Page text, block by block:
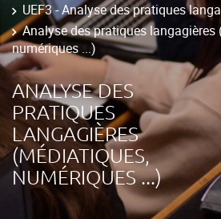
UEF3 - Analyse des pratiques
Analyse des pratiques langagières
numériques ...)
ANALYSE DES
PRATIQUES
LANGAGIÈRES
(MÉDIATIQUES,
NUMÉRIQUES ...)